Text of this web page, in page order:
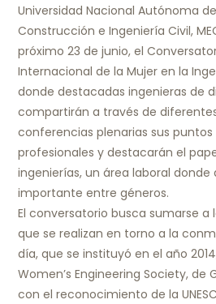
Universidad Nacional Autónoma
Construcción e Ingeniería Civil,
próximo 23 de junio, el
Internacional de la Mujer en la
donde destacadas ingenieras de
compartirán a través de
conferencias plenarias sus
profesionales y destacarán el
ingenierías, un área laboral
importante entre géneros.
El conversatorio busca sumarse a
que se realizan en torno a la
día, que se instituyó en el año
Women’s Engineering Society, de
con el reconocimiento de la